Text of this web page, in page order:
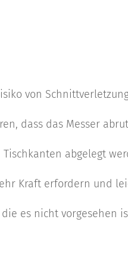
von
dass das Messer
abgelegt
Kraft erfordern und
es nicht vorgesehen